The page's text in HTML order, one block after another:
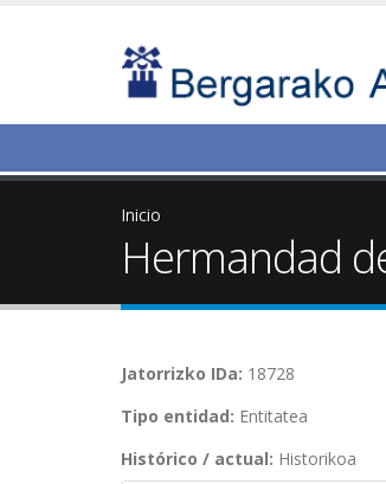
Inicio
Hermandad
Jatorrizko IDa: 18728
Tipo entidad: Entitatea
Histórico / actual: Historikoa